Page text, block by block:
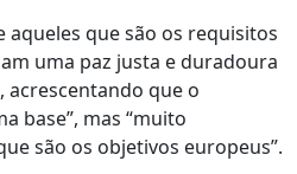
aqueles que são os requisitos
uma paz justa e duradoura
acrescentando que o
base”, mas “muito
são os objetivos europeus”.